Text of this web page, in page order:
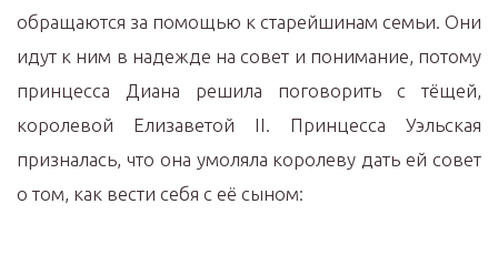
обращаются за помощью к старейшинам семьи. Они
идут к ним в надежде на совет и понимание, потому
принцесса Диана решила поговорить с тёщей,
королевой Елизаветой II. Принцесса Уэльская
призналась, что она умоляла королеву дать ей совет
о том, как вести себя с её сыном: